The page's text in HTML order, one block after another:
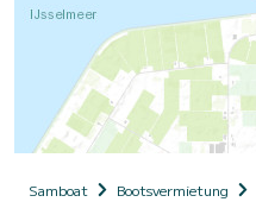
Samboat Bootsvermietung